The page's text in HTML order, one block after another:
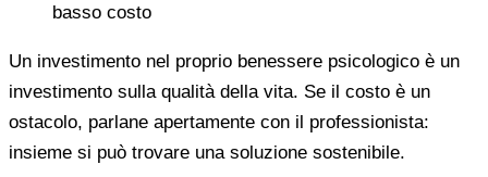
basso costo
Un investimento nel proprio benessere psicologico è un
investimento sulla qualità della vita. Se il costo è un
ostacolo, parlane apertamente con il professionista:
insieme si può trovare una soluzione sostenibile.